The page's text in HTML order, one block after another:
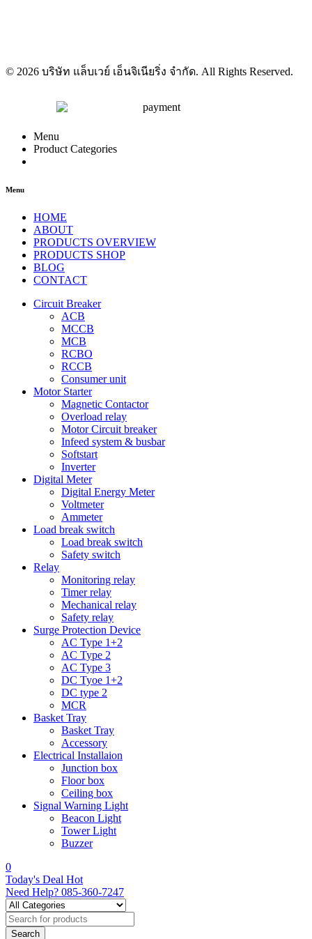
© 2026 บริษัท แล็บเวย์ เอ็นจิเนียริ่ง จำกัด. All Rights Reserved.
Menu
Product Categories
Menu
HOME
ABOUT
PRODUCTS OVERVIEW
PRODUCTS SHOP
BLOG
CONTACT
Circuit Breaker
ACB
MCCB
MCB
RCBO
RCCB
Consumer unit
Motor Starter
Magnetic Contactor
Overload relay
Motor Circuit breaker
Infeed system & busbar
Softstart
Inverter
Digital Meter
Digital Energy Meter
Voltmeter
Ammeter
Load break switch
Load break switch
Safety switch
Relay
Monitoring relay
Timer relay
Mechanical relay
Safety relay
Surge Protection Device
AC Type 1+2
AC Type 2
AC Type 3
DC Tyoe 1+2
DC type 2
MCR
Basket Tray
Basket Tray
Accessory
Electrical Installaion
Junction box
Floor box
Ceiling box
Signal Warning Light
Beacon Light
Tower Light
Buzzer
0
Today's Deal Hot
Need Help? 085-360-7247